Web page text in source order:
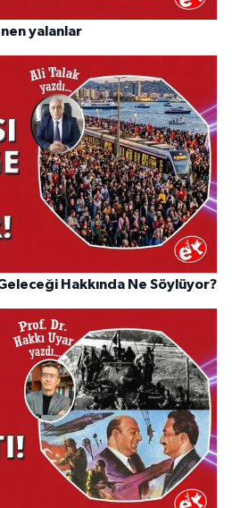
yalanlar
Hakkında Ne Söylüyor?